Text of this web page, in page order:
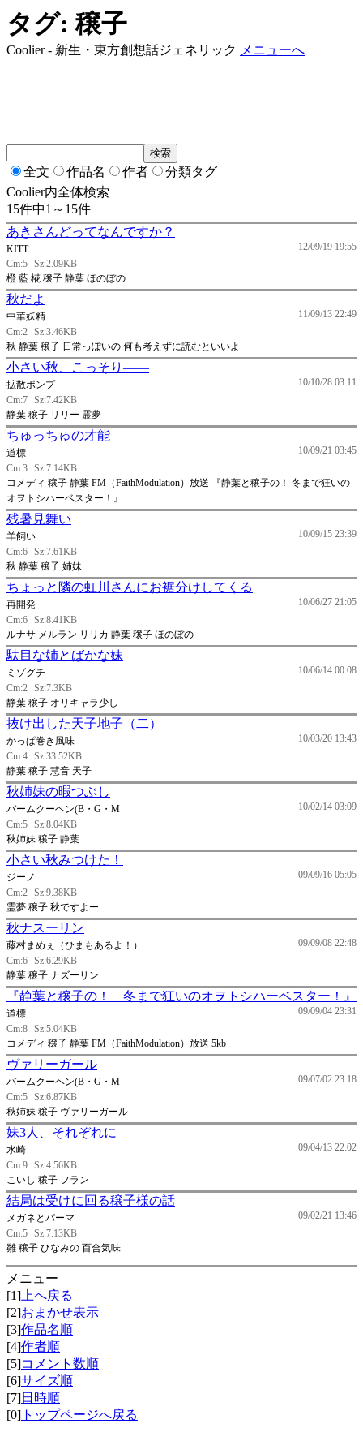
タグ: 穣子
Coolier - 新生・東方創想話ジェネリック メニューへ
全文 作品名 作者
分類タグ
Coolier内全体検索
15件中1～15件
あきさんどってなんですか？
12/09/19 19:55
KITT
Cm:5 Sz:2.09KB
橙 藍 椛 穣子 静葉 ほのぼの
秋だよ
11/09/13 22:49
中華妖精
Cm:2 Sz:3.46KB
秋 静葉 穣子 日常っぽいの 何も考えずに読むといいよ
小さい秋、こっそり――
10/10/28 03:11
拡散ポンプ
Cm:7 Sz:7.42KB
静葉 穣子 リリー 霊夢
ちゅっちゅの才能
10/09/21 03:45
道標
Cm:3 Sz:7.14KB
コメディ 穣子 静葉 FM（FaithModulation）放送 『静葉と穣子の！ 冬まで狂いの
オヲトシハーベスター！』
残暑見舞い
10/09/15 23:39
羊飼い
Cm:6 Sz:7.61KB
秋 静葉 穣子 姉妹
ちょっと隣の虹川さんにお裾分けしてくる
10/06/27 21:05
再開発
Cm:6 Sz:8.41KB
ルナサ メルラン リリカ 静葉 穣子 ほのぼの
駄目な姉とばかな妹
10/06/14 00:08
ミゾグチ
Cm:2 Sz:7.3KB
静葉 穣子 オリキャラ少し
抜け出した天子地子（二）
10/03/20 13:43
かっぱ巻き風味
Cm:4 Sz:33.52KB
静葉 穣子 慧音 天子
秋姉妹の暇つぶし
10/02/14 03:09
バームクーヘン(B・G・M
Cm:5 Sz:8.04KB
秋姉妹 穣子 静葉
小さい秋みつけた！
09/09/16 05:05
ジーノ
Cm:2 Sz:9.38KB
霊夢 穣子 秋ですよー
秋ナスーリン
09/09/08 22:48
藤村まめぇ（ひまもあるよ！）
Cm:6 Sz:6.29KB
静葉 穣子 ナズーリン
『静葉と穣子の！ 冬まで狂いのオヲトシハーベスター！』
09/09/04 23:31
道標
Cm:8 Sz:5.04KB
コメディ 穣子 静葉 FM（FaithModulation）放送 5kb
ヴァリーガール
09/07/02 23:18
バームクーヘン(B・G・M
Cm:5 Sz:6.87KB
秋姉妹 穣子 ヴァリーガール
妹3人、それぞれに
09/04/13 22:02
水崎
Cm:9 Sz:4.56KB
こいし 穣子 フラン
結局は受けに回る穣子様の話
09/02/21 13:46
メガネとパーマ
Cm:5 Sz:7.13KB
雛 穣子 ひなみの 百合気味
メニュー
[1] 上へ戻る
[2]おまかせ表示
[3]作品名順
[4]作者順
[5]コメント数順
[6]サイズ順
[7]日時順
[0] トップページへ戻る